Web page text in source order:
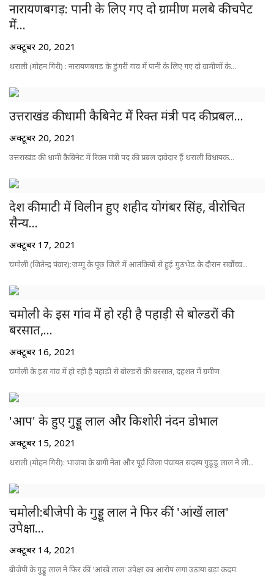
नारायणबगड़: पानी के लिए गए दो ग्रामीण मलबे की चपेट
में...
अक्टूबर 20, 2021
थराली (मोहन गिरी) : नारायणबगड़ के डुंगरी गांव में पानी के लिए गए दो ग्रामीणों के...
उत्तराखंड की धामी कैबिनेट में रिक्त मंत्री पद की प्रबल...
अक्टूबर 20, 2021
उत्तराखंड की धामी कैबिनेट में रिक्त मंत्री पद की प्रबल दावेदार हैं थराली विधायक...
देश की माटी में विलीन हुए शहीद योगंबर सिंह, वीरोचित
सैन्य...
अक्टूबर 17, 2021
चमोली (जितेन्द्र पंवार):जम्मू के पूंछ जिले में आतंकियों से हुई मुठभेड के दौरान सर्वोच्च...
चमोली के इस गांव में हो रही है पहाड़ी से बोल्डरों की
बरसात,...
अक्टूबर 16, 2021
चमोली के इस गांव में हो रही है पहाड़ी से बोल्डरों की बरसात, दहशत में ग्रमीण
'आप' के हुए गुड्डू लाल और किशोरी नंदन डोभाल
अक्टूबर 15, 2021
थराली (मोहन गिरी): भाजपा के बागी नेता और पूर्व जिला पंचायत सदस्य गुडूडू लाल ने ली...
चमोली:बीजेपी के गुड्डू लाल ने फिर कीं 'आंखें लाल'
उपेक्षा...
अक्टूबर 14, 2021
बीजेपी के गुड्डू लाल ने फिर कीं 'आंखे लाल' उपेक्षा का आरोप लगा उठाया बड़ा कदम